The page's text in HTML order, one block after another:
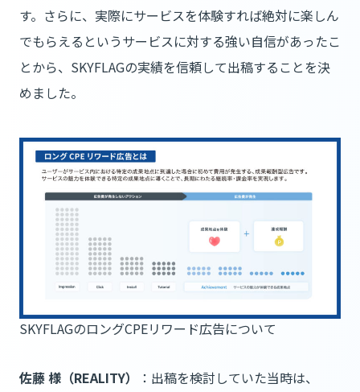
す。さらに、実際にサービスを体験すれば絶対に楽しん
でもらえるというサービスに対する強い自信があったこ
とから、SKYFLAGの実績を信頼して出稿することを決
めました。
SKYFLAGのロングCPEリワード広告について
佐藤 様（REALITY）
：出稿を検討していた当時は、